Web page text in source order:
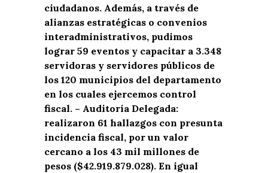
ciudadanos. Además, a través de
alianzas estratégicas o convenios
interadministrativos, pudimos
lograr 59 eventos y capacitar a 3.348
servidoras y servidores públicos de
los 120 municipios del departamento
en los cuales ejercemos control
fiscal. – Auditoría Delegada:
realizaron 61 hallazgos con presunta
incidencia fiscal, por un valor
cercano a los 43 mil millones de
pesos ($42.919.879.028). En igual